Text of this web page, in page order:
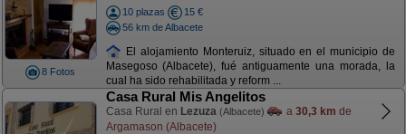
8 Fotos
10 plazas
15 €
56 km de Albacete
El alojamiento Monteruiz, situado en el municipio de
Masegoso (Albacete), fué antiguamente una morada, la
cual ha sido rehabilitada y reform ...
Casa Rural Mis Angelitos
Casa Rural en Lezuza (Albacete) a 30,3 km de
Argamason (Albacete)